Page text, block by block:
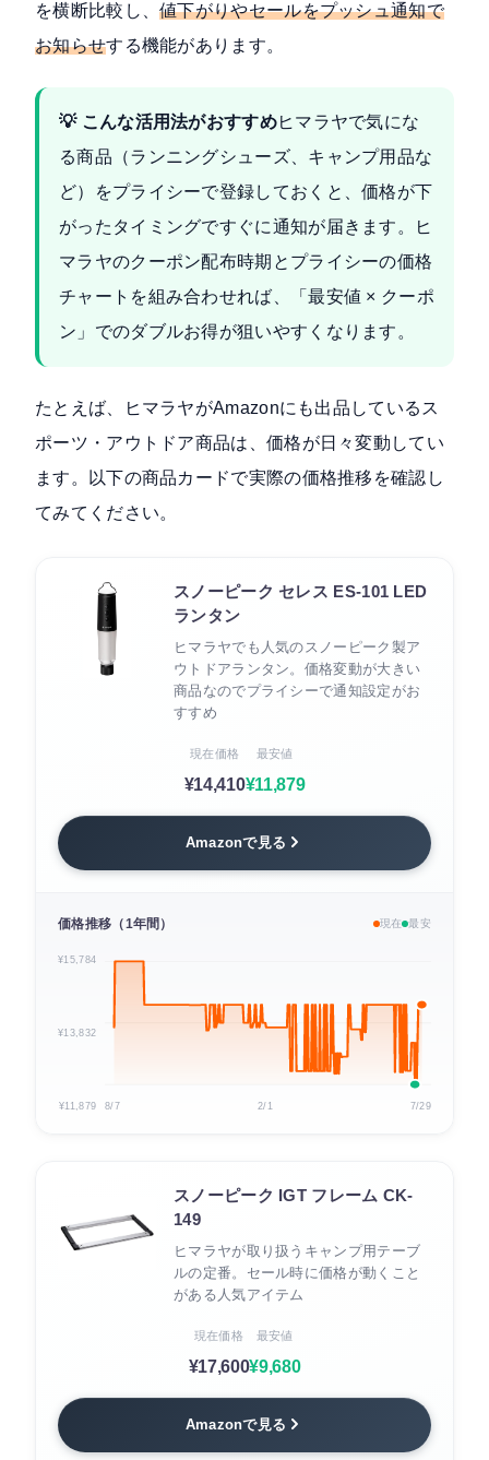
を横断比較し、値下がりやセールをプッシュ通知で
お知らせする機能があります。
💡 こんな活用法がおすすめヒマラヤで気にな
る商品（ランニングシューズ、キャンプ用品な
ど）をプライシーで登録しておくと、価格が下
がったタイミングですぐに通知が届きます。ヒ
マラヤのクーポン配布時期とプライシーの価格
チャートを組み合わせれば、「最安値 × クーポ
ン」でのダブルお得が狙いやすくなります。
たとえば、ヒマラヤがAmazonにも出品しているス
ポーツ・アウトドア商品は、価格が日々変動してい
ます。以下の商品カードで実際の価格推移を確認し
てみてください。
スノーピーク セレス ES-101 LED
ランタン
ヒマラヤでも人気のスノーピーク製ア
ウトドアランタン。価格変動が大きい
商品なのでプライシーで通知設定がお
すすめ
現在価格
¥14,410
最安値
¥11,879
Amazonで見る
価格推移（1年間） 現在 最安
¥15,784
¥13,832
¥11,879 8/7 2/1 7/29
スノーピーク IGT フレーム CK-
149
ヒマラヤが取り扱うキャンプ用テーブ
ルの定番。セール時に価格が動くこと
がある人気アイテム
現在価格
¥17,600
最安値
¥9,680
Amazonで見る